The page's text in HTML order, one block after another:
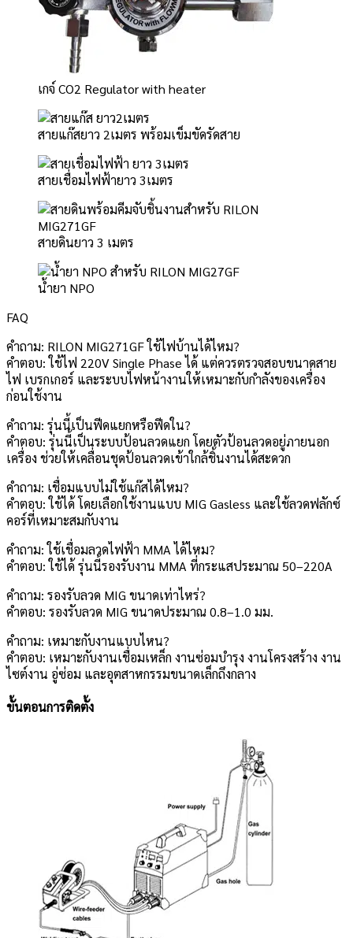
เกจ์ CO2 Regulator with heater
สายแก๊สยาว 2เมตร พร้อมเข็มขัดรัดสาย
สายเชื่อมไฟฟ้ายาว 3เมตร
สายดินยาว 3 เมตร
น้ำยา NPO
FAQ
คำถาม: RILON MIG271GF ใช้ไฟบ้านได้ไหม?
คำตอบ: ใช้ไฟ 220V Single Phase ได้ แต่ควรตรวจสอบขนาดสาย
ไฟ เบรกเกอร์ และระบบไฟหน้างานให้เหมาะกับกำลังของเครื่อง
ก่อนใช้งาน
คำถาม: รุ่นนี้เป็นฟีดแยกหรือฟีดใน?
คำตอบ: รุ่นนี้เป็นระบบป้อนลวดแยก โดยตัวป้อนลวดอยู่ภายนอก
เครื่อง ช่วยให้เคลื่อนชุดป้อนลวดเข้าใกล้ชิ้นงานได้สะดวก
คำถาม: เชื่อมแบบไม่ใช้แก๊สได้ไหม?
คำตอบ: ใช้ได้ โดยเลือกใช้งานแบบ MIG Gasless และใช้ลวดฟลักซ์
คอร์ที่เหมาะสมกับงาน
คำถาม: ใช้เชื่อมลวดไฟฟ้า MMA ได้ไหม?
คำตอบ: ใช้ได้ รุ่นนี้รองรับงาน MMA ที่กระแสประมาณ 50–220A
คำถาม: รองรับลวด MIG ขนาดเท่าไหร่?
คำตอบ: รองรับลวด MIG ขนาดประมาณ 0.8–1.0 มม.
คำถาม: เหมาะกับงานแบบไหน?
คำตอบ: เหมาะกับงานเชื่อมเหล็ก งานซ่อมบำรุง งานโครงสร้าง งาน
ไซต์งาน อู่ซ่อม และอุตสาหกรรมขนาดเล็กถึงกลาง
ขั้นตอนการติดตั้ง